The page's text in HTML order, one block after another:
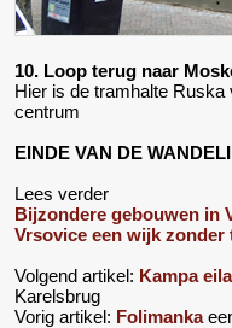
10. Loop terug naar
Hier is de tramhalte Ruska
centrum
EINDE VAN DE
Lees verder
Bijzondere gebouwen in
Vrsovice een wijk zonder
Volgend artikel: Kampa
Karelsbrug
Vorig artikel: Folimanka